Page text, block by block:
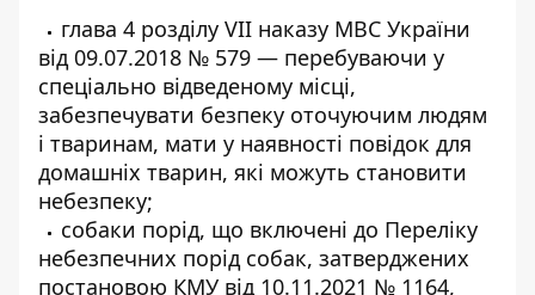
глава 4 розділу VІІ наказу МВС України
від 09.07.2018 № 579 — перебуваючи у
спеціально відведеному місці,
забезпечувати безпеку оточуючим людям
і тваринам, мати у наявності повідок для
домашніх тварин, які можуть становити
небезпеку;
собаки порід, що включені до Переліку
небезпечних порід собак, затверджених
постановою КМУ від 10.11.2021 № 1164,